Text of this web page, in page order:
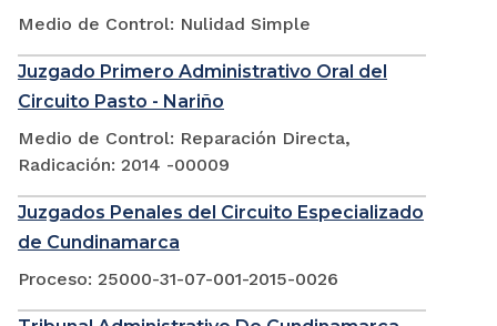
Medio de Control: Nulidad Simple
Juzgado Primero Administrativo Oral del
Circuito Pasto - Nariño
Medio de Control: Reparación Directa,
Radicación: 2014 -00009
Juzgados Penales del Circuito Especializado
de Cundinamarca
Proceso: 25000-31-07-001-2015-0026